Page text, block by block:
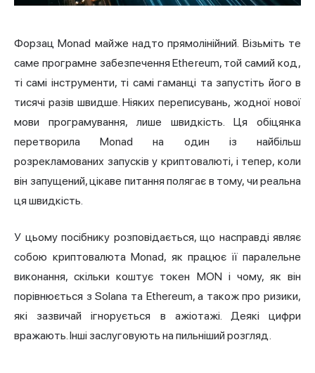
Форзац Monad майже надто прямолінійний. Візьміть те
саме програмне забезпечення Ethereum, той самий код,
ті самі інструменти, ті самі гаманці та запустіть його в
тисячі разів швидше. Ніяких переписувань, жодної нової
мови програмування, лише швидкість. Ця обіцянка
перетворила Monad на один із найбільш
розрекламованих запусків у криптовалюті, і тепер, коли
він запущений, цікаве питання полягає в тому, чи реальна
ця швидкість.
У цьому посібнику розповідається, що насправді являє
собою криптовалюта Monad, як працює її паралельне
виконання, скільки коштує токен MON і чому, як він
порівнюється з Solana та Ethereum, а також про ризики,
які зазвичай ігнорується в ажіотажі. Деякі цифри
вражають. Інші заслуговують на пильніший розгляд.